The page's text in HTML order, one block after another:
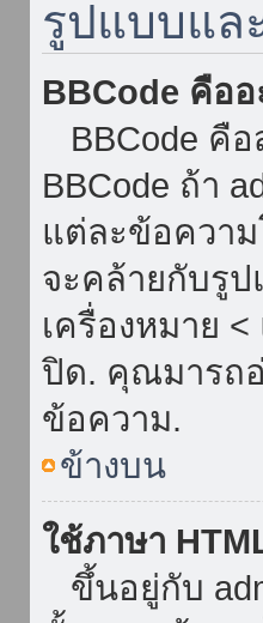
รูปแบบแล
BBCode คืออ
BBCode คือ
BBCode ถ้า
แต่ละข้อควา
จะคล้ายกับรูป
เครื่องหมาย
ปิด. คุณมารถ
ข้อความ.
ข้างบน
ใช้ภาษา
ขึ้นอยู่กับ